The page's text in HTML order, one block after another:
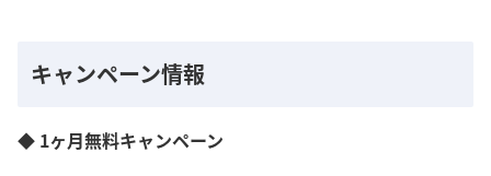
キャンペーン情報
◆ 1ヶ月無料キャンペーン